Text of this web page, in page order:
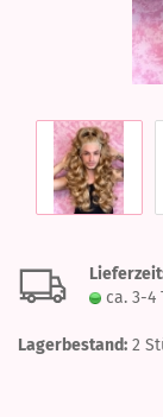
ca. 3-4
Lagerbestand: 2